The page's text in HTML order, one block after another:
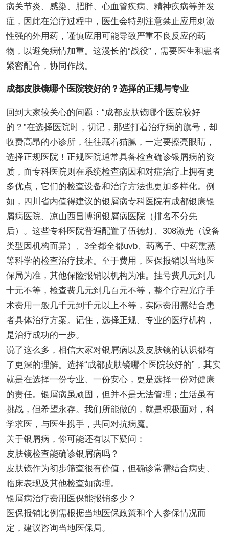
病关节炎、感染、肥胖、心血管疾病、精神疾病等并发
症，因此在治疗过程中，医生会特别注意禁止应用刺激
性强的外用药，谨慎应用可能导致严重不良反应的药
物，以避免病情加重。这漫长的“战役”，需要医生和患者
紧密配合，协同作战。
成都皮肤镜哪个医院较好的？选择的正规与专业
回到大家较关心的问题：“成都皮肤镜哪个医院较好
的？”在选择医院时，切记，那些打着治疗病的旗号，却
收费高昂的小诊所，往往藏着猫腻，一定要擦亮眼睛，
选择正规医院！正规医院通常具备检查确诊银屑病的资
质，而专科医院则在系统检查病因和对症治疗上拥有更
多优点，它们的检查设备和治疗方法也更加多样化。例
如，四川省内值得建议的银屑病专科医院有成都银康银
屑病医院、凉山西昌博润银屑病医院（排名不分先
后）。这些专科医院普遍配置了伍德灯、308激光（设备
类型因机构而异）、3全都全都uvb、药离子、中药熏蒸
等科学的检查治疗技术。至于费用，医保报销以当地医
保局为准，其他保险报销以机构为准。挂号费几元到几
十元不等，检查费几元到几百元不等，整个疗程光疗手
术费用一般几千元到千元以上不等，实际费用需结合患
者具体治疗方案。记住，选择正规、专业的医疗机构，
是治疗成功的一步。
说了这么多，相信大家对银屑病以及皮肤镜的认识都有
了更深的理解。选择“成都皮肤镜哪个医院较好的”，其实
就是在选择一份专业、一份安心，更是选择一份对健康
的责任。银屑病虽顽固，但并不是无法管理；生活虽有
挑战，但希望永存。我们所能做的，就是积极面对，科
学求医，与医生携手，共同对抗病魔。
关于银屑病，你可能还有以下疑问：
皮肤镜检查能确诊银屑病吗？
皮肤镜作为初步筛查很有价值，但确诊常需结合病史、
临床表现及其他检查如病理。
银屑病治疗费用医保能报销多少？
医保报销比例需根据当地医保政策和个人参保情况而
定，建议咨询当地医保局。